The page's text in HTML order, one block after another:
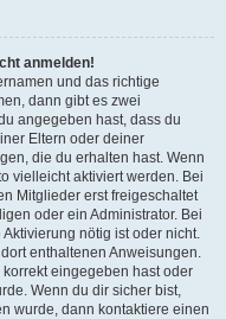
anmelden!
und das richtige
dann gibt es zwei
angegeben hast, dass du
Eltern oder deiner
die du erhalten hast. Wenn
vielleicht aktiviert werden. Bei
Mitglieder erst freigeschaltet
oder ein Administrator. Bei
nötig ist oder nicht.
enthaltenen Anweisungen.
eingegeben hast oder
Wenn du dir sicher bist,
wurde, dann kontaktiere einen